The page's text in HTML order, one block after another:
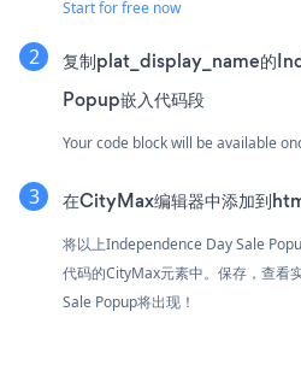
Start for free now
复制plat_display_name的
Popup嵌入代码段
Your code block will be available
在CityMax编辑器中添加到
将以上Independence Day Sale
代码的CityMax元素中。保存，查看
Sale Popup将出现！